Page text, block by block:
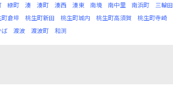
緑町 湊 湊町 湊西 湊東 南境 南中里 南浜町
三輪田
町倉埣 桃生町新田 桃生町城内 桃生町高須賀
桃生町寺崎
ば 渡波 渡波町 和渕